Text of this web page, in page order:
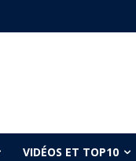
VIDÉOS ET TOP10